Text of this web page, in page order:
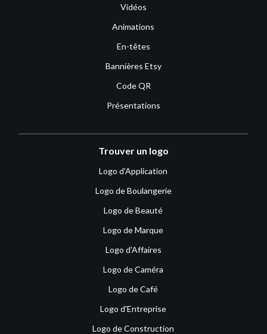
Vidéos
Animations
En-têtes
Bannières Etsy
Code QR
Présentations
Trouver un logo
Logo d'Application
Logo de Boulangerie
Logo de Beauté
Logo de Marque
Logo d'Affaires
Logo de Caméra
Logo de Café
Logo d'Entreprise
Logo de Construction